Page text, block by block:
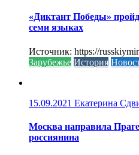
«Диктант Победы»
семи языках
Источник: https://
Зарубежье История
15.09.2021 Екатерина
Москва направила
россиянина